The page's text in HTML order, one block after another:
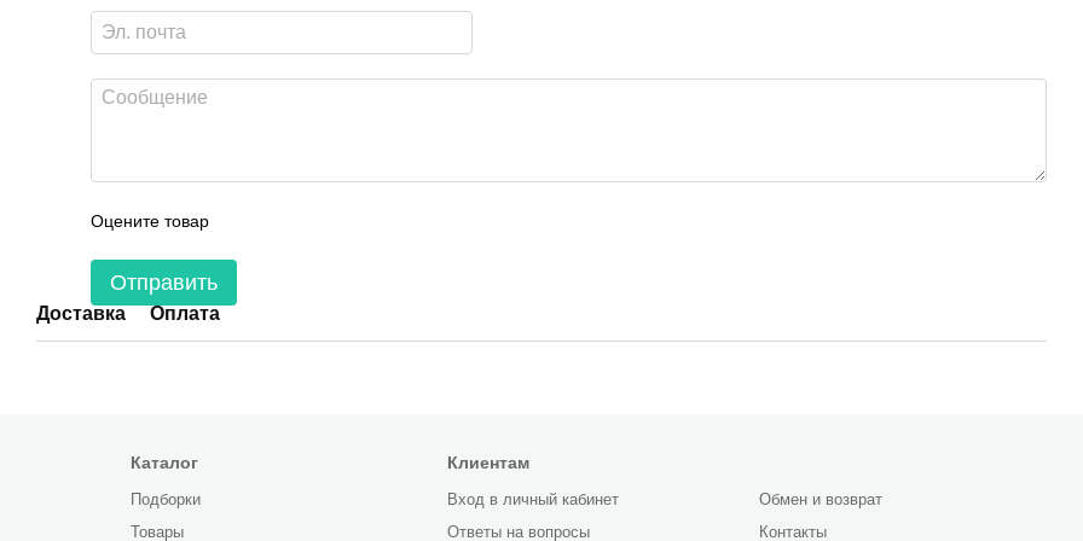
Оцените товар
Отправить
Доставка Оплата
Каталог
Подборки
Товары
Клиентам
Вход в личный кабинет
Ответы на вопросы
Обмен и возврат
Контакты